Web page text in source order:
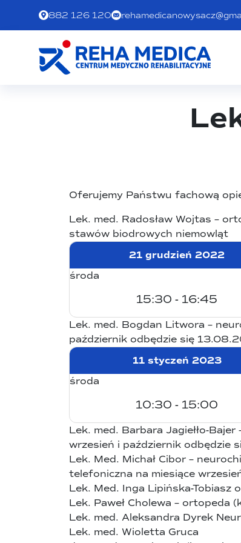
882 126 120
Oferujemy Państwu fachową
Lek. med. Radosław Wojtas –
stawów biodrowych niemowląt
21 grudzień 2022
środa
15:30 - 16:45
Lek. med. Bogdan Litwora –
październik odbędzie się
11 styczeń 2023
środa
10:30 - 15:00
Lek. med. Barbara Jagiełło-
wrzesień i październik
Lek. Med. Michał Cibor –
telefoniczna na miesiące
Lek. Med. Inga Lipińska-Tobiasz
Lek. Paweł Cholewa – ortopeda
Lek. med. Aleksandra Dyrek
Lek. med. Wioletta Gruca